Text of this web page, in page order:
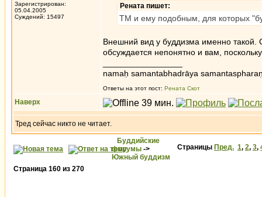
Зарегистрирован:
05.04.2005
Суждений: 15497
Рената пишет:
ТМ и ему подобным, для которых
Внешний вид у буддизма именно такой.
обсуждается непонятно и вам,
namaḥ samantabhadrāya
Ответы на этот пост: Рената Скот
Наверх
Тред сейчас никто не читает.
Буддийские
форумы ->
Южный буддизм
Страницы Пред. 1, 2, 3,
Страница 160 из 270